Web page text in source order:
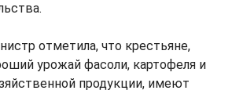
отметила, что крестьяне,
урожай фасоли, картофеля и
продукции, имеют